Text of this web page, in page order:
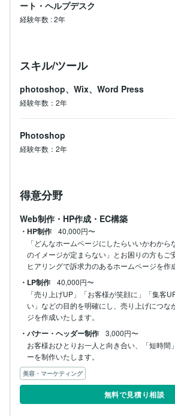
ート・ヘルプデスク
経験年数 :2年
スキル/ツール
photoshop、Wix、Word Press
経験年数：2年
Photoshop
経験年数：2年
得意分野
Web制作・HP作成・EC構築
・HP制作
40,000円〜
「どんなホームページにしたらいいかわから
のイメージが定まらない」とお困りの方もご
ヒアリングで訴求力のあるホームページを作
・LP制作
40,000円〜
「売り上げUP」「お客様が笑顔に」「集客
い」などの目的を明確にし、売り上げにつな
・バナー・ヘッダー制作
3,000円〜
お客様おひとりお一人と向き合い、「短時間
ーを制作いたします。
美容・マーケティング
無料で見積り相談